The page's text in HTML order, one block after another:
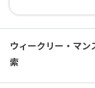
ウィークリー・マ
索